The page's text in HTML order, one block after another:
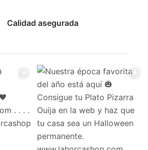
Calidad asegurada